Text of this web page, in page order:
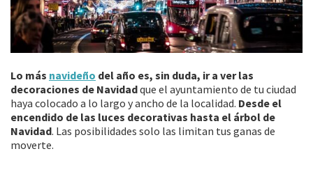
Lo más navideño del año es, sin duda, ir a ver las
decoraciones de Navidadque el ayuntamiento de tu ciudad
haya colocado a lo largo y ancho de la localidad. Desde el
encendido de las luces decorativas hasta el árbol de
Navidad. Las posibilidades solo las limitan tus ganas de
moverte.